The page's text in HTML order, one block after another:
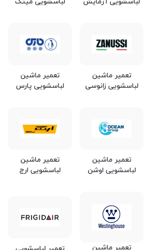
تعمیر ماشین
لباسشویی زانوسی
تعمیر ماشین
لباسشویی پارس
تعمیر ماشین
لباسشویی اوشن
تعمیر ماشین
لباسشویی ارج
تعمیر ماشین